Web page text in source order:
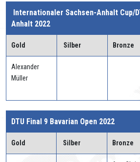
Internationaler Sachsen-Anhalt Cup/
Anhalt 2022
Gold Silber Bronze
Alexander
Müller
DTU Final 9 Bavarian Open 2022
Gold Silber Bronze